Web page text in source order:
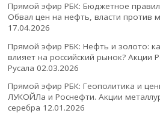
Прямой эфир РБК: Бюджетное
Обвал цен на нефть, власти против
17.04.2026
Прямой эфир РБК: Нефть и золото:
влияет на российский рынок? Акции
Русала 02.03.2026
Прямой эфир РБК: Геополитика и
ЛУКОЙЛа и Роснефти. Акции
серебра 12.01.2026